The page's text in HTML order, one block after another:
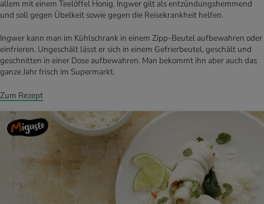
allem mit einem Teelöffel Honig. Ingwer gilt als entzündungshemmend
und soll gegen Übelkeit sowie gegen die Reisekrankheit helfen.
Ingwer kann man im Kühlschrank in einem Zipp-Beutel aufbewahren oder
einfrieren. Ungeschält lässt er sich in einem Gefrierbeutel, geschält und
geschnitten in einer Dose aufbewahren. Man bekommt ihn aber auch das
ganze Jahr frisch im Supermarkt.
Zum Rezept